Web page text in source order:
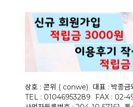
상호 : 콘위 ( conwe) 대표 : 박종금
TEL : 01046953289
FAX : 02-